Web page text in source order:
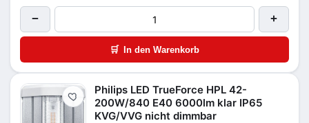
− +
🛒 In den Warenkorb
Merken
Philips LED TrueForce HPL 42-
200W/840 E40 6000lm klar IP65
KVG/VVG nicht dimmbar